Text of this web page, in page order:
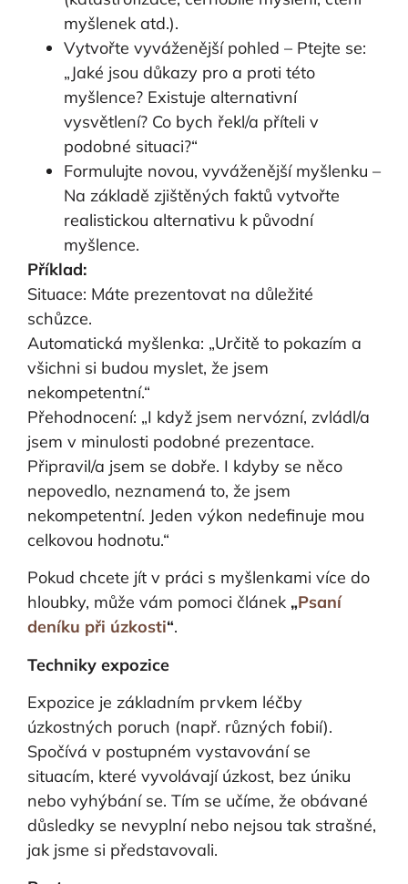
myšlenek atd.).
Vytvořte vyváženější pohled – Ptejte se:
„Jaké jsou důkazy pro a proti této
myšlence? Existuje alternativní
vysvětlení? Co bych řekl/a příteli v
podobné situaci?“
Formulujte novou, vyváženější myšlenku –
Na základě zjištěných faktů vytvořte
realistickou alternativu k původní
myšlence.
Příklad:
Situace: Máte prezentovat na důležité
schůzce.
Automatická myšlenka: „Určitě to pokazím a
všichni si budou myslet, že jsem
nekompetentní.“
Přehodnocení: „I když jsem nervózní, zvládl/a
jsem v minulosti podobné prezentace.
Připravil/a jsem se dobře. I kdyby se něco
nepovedlo, neznamená to, že jsem
nekompetentní. Jeden výkon nedefinuje mou
celkovou hodnotu.“
Pokud chcete jít v práci s myšlenkami více do
hloubky, může vám pomoci článek „Psaní
deníku při úzkosti“.
Techniky expozice
Expozice je základním prvkem léčby
úzkostných poruch (např. různých fobií).
Spočívá v postupném vystavování se
situacím, které vyvolávají úzkost, bez úniku
nebo vyhýbání se. Tím se učíme, že obávané
důsledky se nevyplní nebo nejsou tak strašné,
jak jsme si představovali.